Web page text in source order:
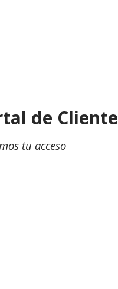
de Cliente
tu acceso